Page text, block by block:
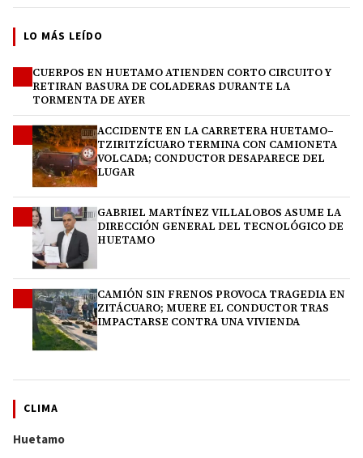
LO MÁS LEÍDO
CUERPOS EN HUETAMO ATIENDEN CORTO CIRCUITO Y
RETIRAN BASURA DE COLADERAS DURANTE LA
TORMENTA DE AYER
ACCIDENTE EN LA CARRETERA HUETAMO–
TZIRITZÍCUARO TERMINA CON CAMIONETA
VOLCADA; CONDUCTOR DESAPARECE DEL
LUGAR
GABRIEL MARTÍNEZ VILLALOBOS ASUME LA
DIRECCIÓN GENERAL DEL TECNOLÓGICO DE
HUETAMO
CAMIÓN SIN FRENOS PROVOCA TRAGEDIA EN
ZITÁCUARO; MUERE EL CONDUCTOR TRAS
IMPACTARSE CONTRA UNA VIVIENDA
CLIMA
Huetamo